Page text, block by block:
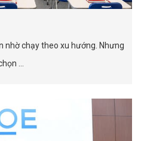
nhờ chạy theo xu hướng. Nhưng
...